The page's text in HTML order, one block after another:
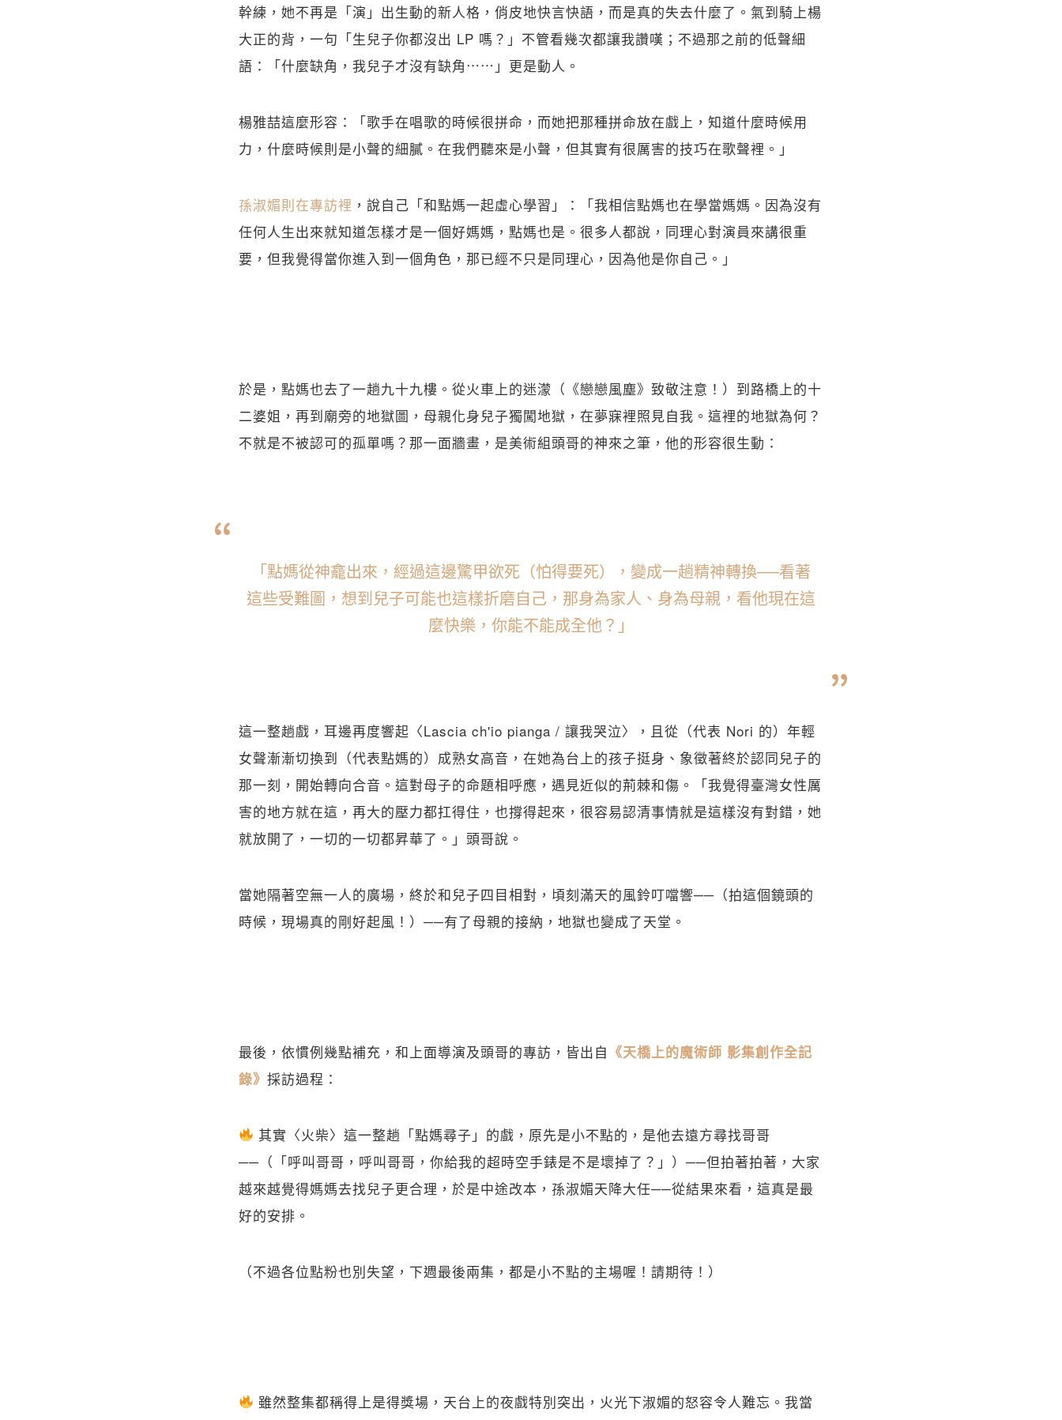
幹練，她不再是「演」出生動的新人格，俏皮地快言快語，而是真的失去什麼了。氣到騎上楊
大正的背，一句「生兒子你都沒出 LP 嗎？」不管看幾次都讓我讚嘆；不過那之前的低聲細
語：「什麼缺角，我兒子才沒有缺角⋯⋯」更是動人。
楊雅喆這麼形容：「歌手在唱歌的時候很拼命，而她把那種拼命放在戲上，知道什麼時候用
力，什麼時候則是小聲的細膩。在我們聽來是小聲，但其實有很厲害的技巧在歌聲裡。」
孫淑媚則在專訪裡 ，說自己「和點媽一起虛心學習」：「我相信點媽也在學當媽媽。因為沒有
任何人生出來就知道怎樣才是一個好媽媽，點媽也是。很多人都說，同理心對演員來講很重
要，但我覺得當你進入到一個角色，那已經不只是同理心，因為他是你自己。」
於是，點媽也去了一趟九十九樓。從火車上的迷濛（《戀戀風塵》致敬注意！）到路橋上的十
二婆姐，再到廟旁的地獄圖，母親化身兒子獨闖地獄，在夢寐裡照見自我。這裡的地獄為何？
不就是不被認可的孤單嗎？那一面牆畫，是美術組頭哥的神來之筆，他的形容很生動：
「點媽從神龕出來，經過這邊驚甲欲死（怕得要死），變成一趟精神轉換──看著
這些受難圖，想到兒子可能也這樣折磨自己，那身為家人、身為母親，看他現在這
麼快樂，你能不能成全他？」
這一整趟戲，耳邊再度響起〈Lascia ch'io pianga / 讓我哭泣〉，且從（代表 Nori 的）年輕
女聲漸漸切換到（代表點媽的）成熟女高音，在她為台上的孩子挺身、象徵著終於認同兒子的
那一刻，開始轉向合音。這對母子的命題相呼應，遇見近似的荊棘和傷。「我覺得臺灣女性厲
害的地方就在這，再大的壓力都扛得住，也撐得起來，很容易認清事情就是這樣沒有對錯，她
就放開了，一切的一切都昇華了。」頭哥說。
當她隔著空無一人的廣場，終於和兒子四目相對，頃刻滿天的風鈴叮噹響──（拍這個鏡頭的
時候，現場真的剛好起風！）──有了母親的接納，地獄也變成了天堂。
最後，依慣例幾點補充，和上面導演及頭哥的專訪，皆出自 《天橋上的魔術師 影集創作全記
錄》 採訪過程：
其實〈火柴〉這一整趟「點媽尋子」的戲，原先是小不點的，是他去遠方尋找哥哥
──（「呼叫哥哥，呼叫哥哥，你給我的超時空手錶是不是壞掉了？」）──但拍著拍著，大家
越來越覺得媽媽去找兒子更合理，於是中途改本，孫淑媚天降大任──從結果來看，這真是最
好的安排。
（不過各位點粉也別失望，下週最後兩集，都是小不點的主場喔！請期待！）
雖然整集都稱得上是得獎場，天台上的夜戲特別突出，火光下淑媚的怒容令人難忘。我當